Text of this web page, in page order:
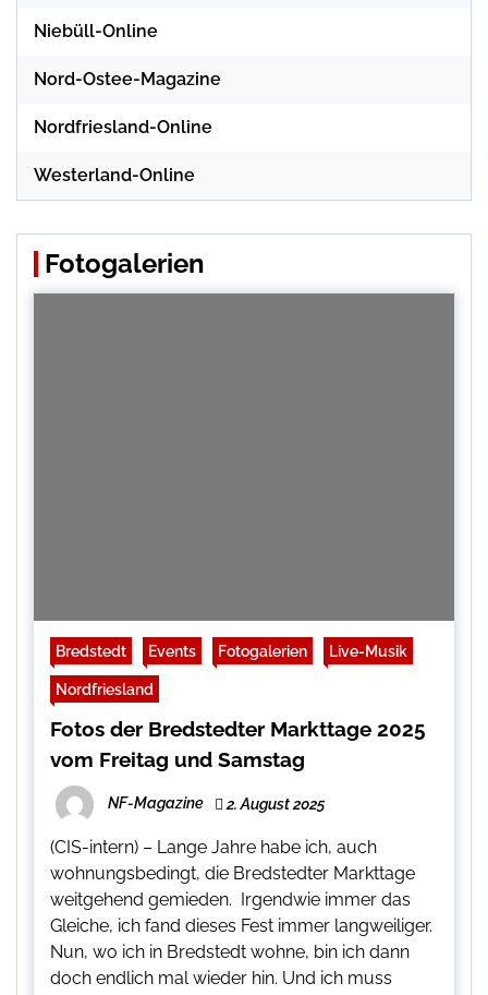
Niebüll-Online
Nord-Ostee-Magazine
Nordfriesland-Online
Westerland-Online
Fotogalerien
Bredstedt Events Fotogalerien Live-Musik
Nordfriesland
Fotos der Bredstedter Markttage 2025
vom Freitag und Samstag
NF-Magazine 2. August 2025
(CIS-intern) – Lange Jahre habe ich, auch
wohnungsbedingt, die Bredstedter Markttage
weitgehend gemieden. Irgendwie immer das
Gleiche, ich fand dieses Fest immer langweiliger.
Nun, wo ich in Bredstedt wohne, bin ich dann
doch endlich mal wieder hin. Und ich muss